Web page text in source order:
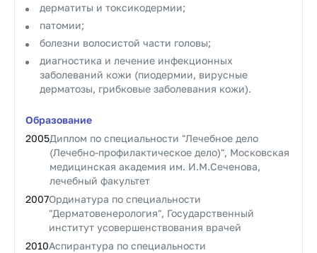
дерматиты и токсикодермии;
патомии;
болезни волосистой части головы;
диагностика и лечение инфекционных
заболеваний кожи (пиодермии, вирусные
дерматозы, грибковые заболевания кожи).
Образование
2005Диплом по специальности "Лечебное дело
(Лечебно-профилактическое дело)", Московская
медицинская академия им. И.М.Сеченова,
лечебный факультет
2007Ординатура по специальности
"Дерматовенерология", Государственный
институт усовершенствования врачей
2010Аспирантура по специальности